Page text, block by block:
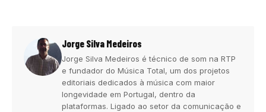
Jorge Silva Medeiros
Jorge Silva Medeiros é técnico de som na RTP
e fundador do Música Total, um dos projetos
editoriais dedicados à música com maior
longevidade em Portugal, dentro da
plataformas. Ligado ao setor da comunicação e